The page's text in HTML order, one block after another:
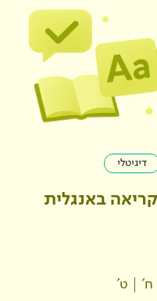
דיגיטלי
באנגלית
ח' ט'